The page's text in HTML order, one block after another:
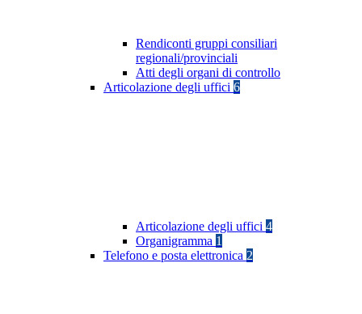
Rendiconti gruppi consiliari
regionali/provinciali
Atti degli organi di controllo
Articolazione degli uffici 6
Articolazione degli uffici 4
Organigramma 1
Telefono e posta elettronica 2